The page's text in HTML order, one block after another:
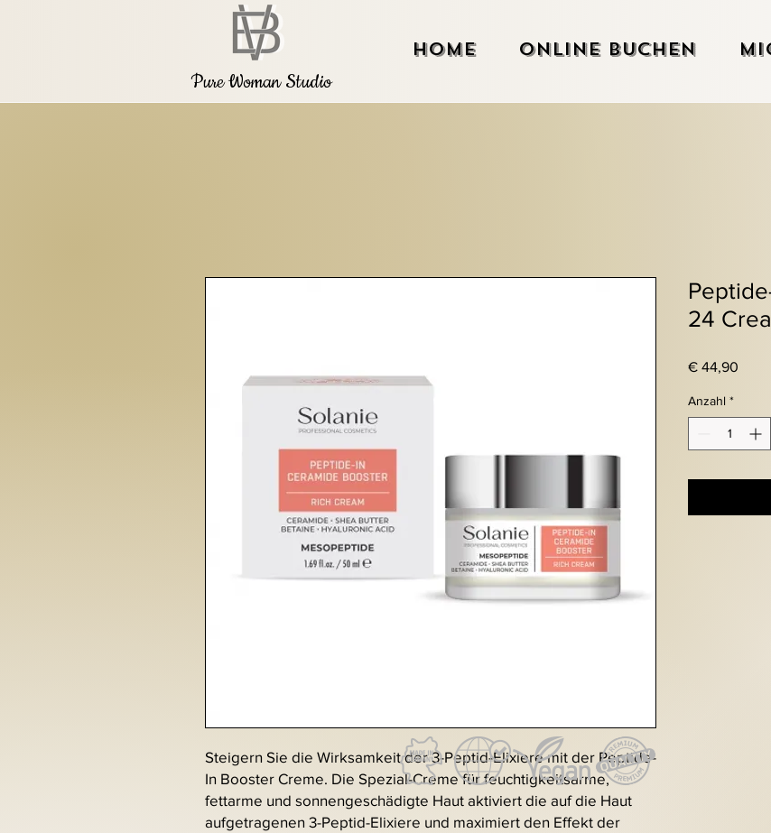
Pure Woman Studio
Home Online Buchen
Steigern Sie die Wirksamkeit der 3-Peptid-Elixiere mit der Peptide-
In Booster Creme. Die Spezial-Creme für feuchtigkeitsarme,
fettarme und sonnengeschädigte Haut aktiviert die auf die Haut
aufgetragenen 3-Peptid-Elixiere und maximiert den Effekt der
24
€ 44,90
Anzahl *